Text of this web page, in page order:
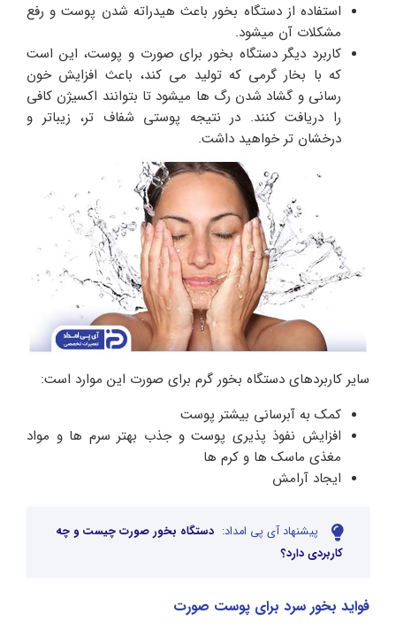
استفاده از دستگاه بخور باعث هیدراته شدن پوست و رفع
مشکلات آن میشود.
کاربرد دیگر دستگاه بخور برای صورت و پوست، این است
که با بخار گرمی که تولید می کند، باعث افزایش خون
رسانی و گشاد شدن رگ ها میشود تا بتوانند اکسیژن کافی
را دریافت کنند. در نتیجه پوستی شفاف تر، زیباتر و
درخشان تر خواهید داشت.
سایر کاربردهای دستگاه بخور گرم برای صورت این موارد است:
کمک به آبرسانی بیشتر پوست
افزایش نفوذ پذیری پوست و جذب بهتر سرم ها و مواد
مغذی ماسک ها و کرم ها
ایجاد آرامش
پیشنهاد آی پی امداد: دستگاه بخور صورت چیست و چه
کاربردی دارد؟
فواید بخور سرد برای پوست صورت